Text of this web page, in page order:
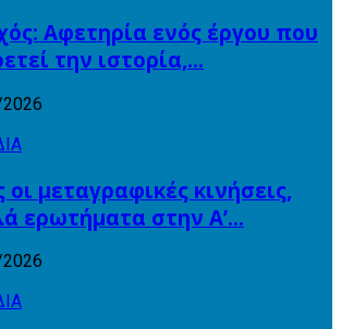
Αφετηρία ενός έργου που
την ιστορία,…
οι μεταγραφικές κινήσεις,
ερωτήματα στην Α’…